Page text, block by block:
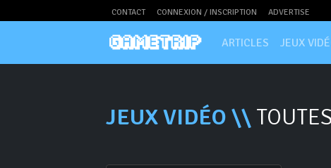
CONTACT CONNEXION / INSCRIPTION ADVERTISE
ARTICLES JEUX
JEUX VIDÉO \\